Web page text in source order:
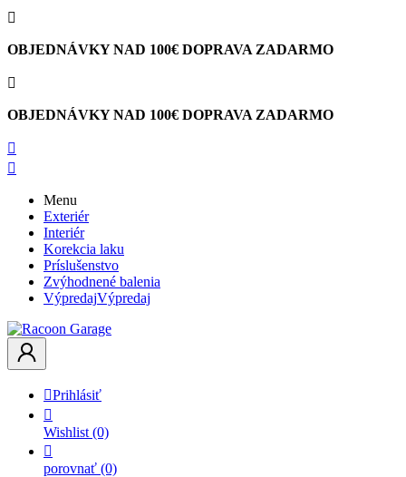

OBJEDNÁVKY NAD 100€ DOPRAVA ZADARMO

OBJEDNÁVKY NAD 100€ DOPRAVA ZADARMO


Menu
Exteriér
Interiér
Korekcia laku
Príslušenstvo
Zvýhodnené balenia
VýpredajVýpredaj
Prihlásiť

Wishlist (0)

porovnať (0)